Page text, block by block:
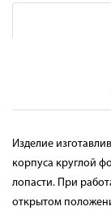
Изделие
корпуса круглой
лопасти. При
открытом